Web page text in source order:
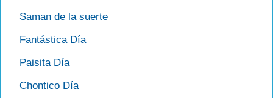
Saman de la suerte
Fantástica Día
Paisita Día
Chontico Día